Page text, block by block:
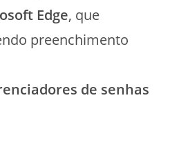
Edge, que
preenchimento
de senhas